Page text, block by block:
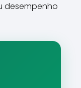
desempenho